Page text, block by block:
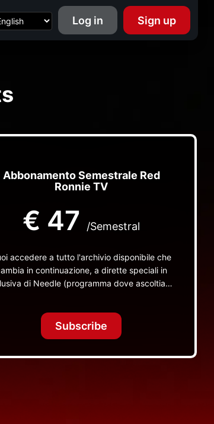
Log in Sign up
Abbonamento Semestrale Red
Ronnie TV
€ 47 /Semestral
accedere a tutto l'archivio disponibile che
in continuazione, a dirette speciali in
di Needle (programma dove ascoltiamo
TV non visibili da nessuna altra parte
Subscribe